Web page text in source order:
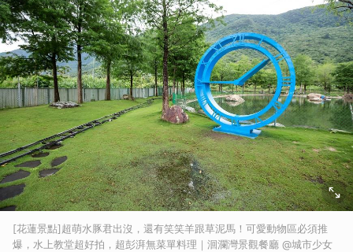
[花蓮景點]超萌水豚君出沒，還有笑笑羊跟草泥馬！可愛動物區必須推
爆，水上教堂超好拍，超彭湃無菜單料理｜洄瀾灣景觀餐廳 @城市少女